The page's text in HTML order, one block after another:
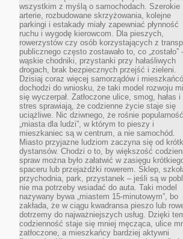
wszystkim z myślą o samochodach. Szerokie
arterie, rozbudowane skrzyżowania, kolejne
parkingi i estakady miały zapewniać płynność
ruchu i wygodę kierowcom. Dla pieszych,
rowerzystów czy osób korzystających z
publicznego często zostawało to, co „zostało”
wąskie chodniki, przystanki przy hałaśliwych
drogach, brak bezpiecznych przejść i zieleni.
Dzisiaj coraz więcej samorządów i
dochodzi do wniosku, że taki model rozwoju
się wyczerpał. Zatłoczone ulice, smog, hałas i
stres sprawiają, że codzienne życie staje się
uciążliwe. Nic dziwnego, że rośnie
„miasta dla ludzi”, w którym to pieszy i
mieszkaniec są w centrum, a nie samochód.
Miasto przyjazne ludziom zaczyna się od
dystansów. Chodzi o to, by większość
spraw można było załatwić w zasięgu
spaceru lub przejażdżki rowerem. Sklep,
przychodnia, park, przystanek – jeśli są w
nie ma potrzeby wsiadać do auta. Taki model
nazywany bywa „miastem 15-minutowym”, bo
zakłada, że w ciągu kwadransa pieszo lub
dotrzemy do najważniejszych usług. Dzięki
codzienność staje się mniej męcząca, ulice
zatłoczone, a mieszkańcy bardziej aktywni